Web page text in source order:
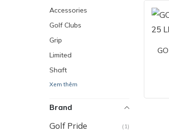
Accessories
Golf Clubs
Grip
Limited
Shaft
Xem thêm
Brand
Golf Pride (1)